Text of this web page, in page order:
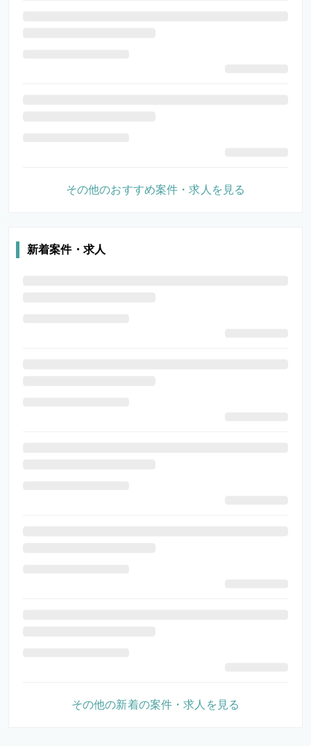
その他のおすすめ案件・求人を見る
新着案件・求人
その他の新着の案件・求人を見る